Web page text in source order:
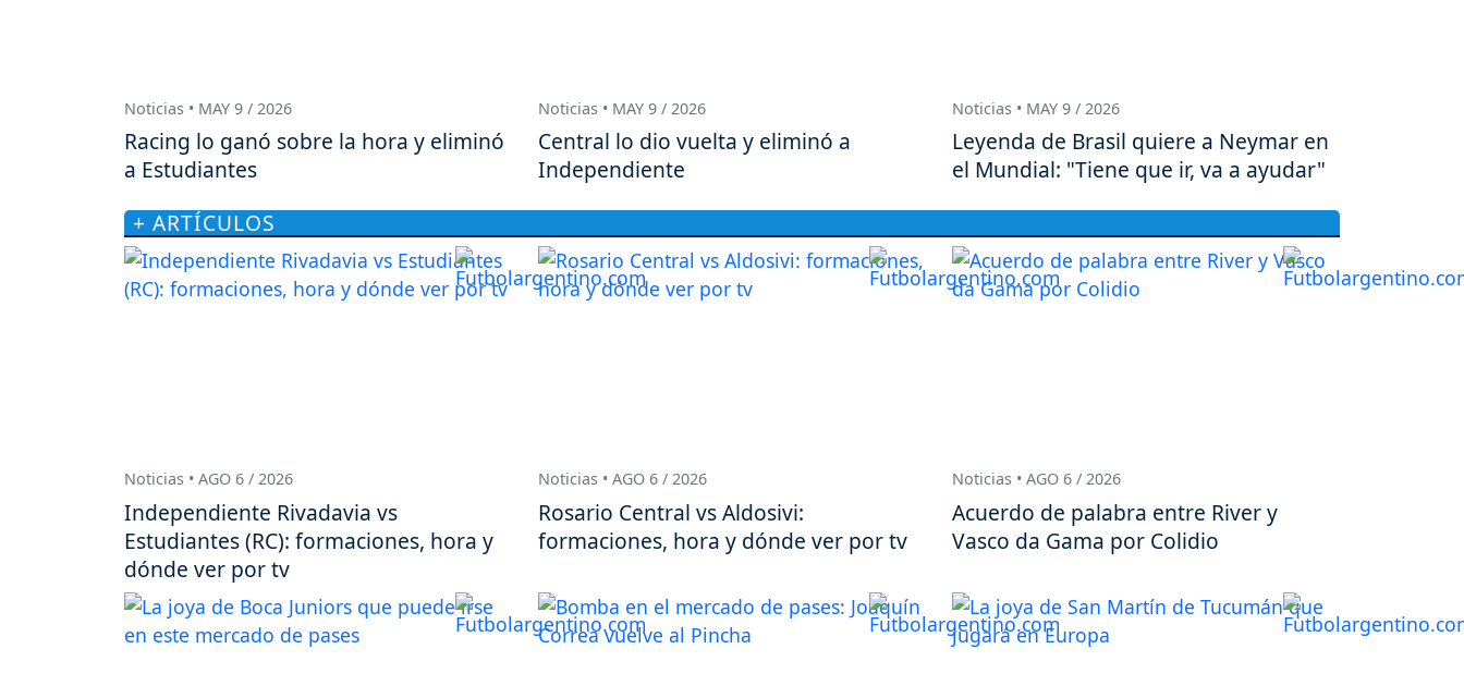
Noticias • MAY 9 / 2026
Racing lo ganó sobre la hora y eliminó
a Estudiantes
Noticias • MAY 9 / 2026
Central lo dio vuelta y eliminó a
Independiente
Noticias • MAY 9 / 2026
Leyenda de Brasil quiere a Neymar en
el Mundial: "Tiene que ir, va a ayudar"
+ ARTÍCULOS
Noticias • AGO 6 / 2026
Independiente Rivadavia vs
Estudiantes (RC): formaciones, hora y
dónde ver por tv
Noticias • AGO 6 / 2026
Rosario Central vs Aldosivi:
formaciones, hora y dónde ver por tv
Noticias • AGO 6 / 2026
Acuerdo de palabra entre River y
Vasco da Gama por Colidio